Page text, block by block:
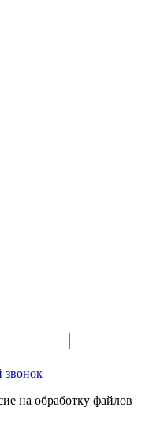
звонок
на обработку файлов